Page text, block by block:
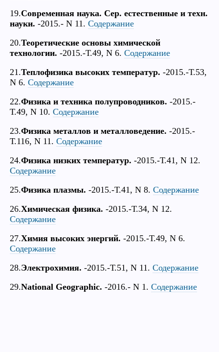
19.Современная наука. Сер. естественные и техн.
науки. -2015.- N 11. Содержание
20.Теоретические основы химической
технологии. -2015.-Т.49, N 6. Содержание
21.Теплофизика высоких температур. -2015.-Т.53,
N 6. Содержание
22.Физика и техника полупроводников. -2015.-
Т.49, N 10. Содержание
23.Физика металлов и металловедение. -2015.-
Т.116, N 11. Содержание
24.Физика низких температур. -2015.-Т.41, N 12.
Содержание
25.Физика плазмы. -2015.-Т.41, N 8. Содержание
26.Химическая физика. -2015.-Т.34, N 12.
Содержание
27.Химия высоких энергий. -2015.-Т.49, N 6.
Содержание
28.Электрохимия. -2015.-Т.51, N 11. Содержание
29.National Geographic. -2016.- N 1. Содержание